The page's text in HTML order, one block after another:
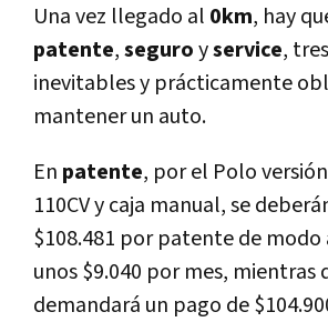
Una vez llegado al 0km, hay
patente,seguroyservice,
inevitables y prácticamente
mantener un auto.
En patente, por el Polo
110CV y caja manual, se
$108.481 por patente de modo
unos $9.040 por mes, mientras
demandará un pago de